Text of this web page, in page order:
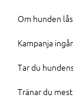
Om hunden
Kampanja
Tar du
Tränar du